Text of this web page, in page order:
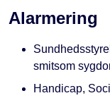
Alarmering
smitsom
Handicap,